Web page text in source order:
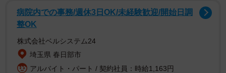
投稿したのはゆう＠RAMPAGEMONKEYさん
YouTubeにバイク動画などをアップしたり、グッズ販売を
手掛けたりしています。
病院内での事務/週休3日OK/未経験歓迎/開始日調
整OK
株式会社ベルシステム24
埼玉県 春日部市
アルバイト・パート / 契約社員：時給1,163円